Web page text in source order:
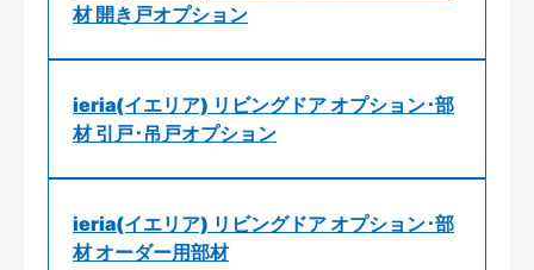
材 開き戸オプション
ieria(イエリア) リビングドア オプション･部
材 引戸･吊戸オプション
ieria(イエリア) リビングドア オプション･部
材 オーダー用部材